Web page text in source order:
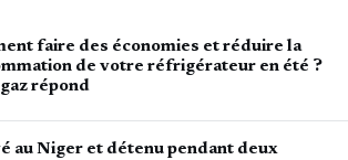
faire des économies et réduire la
de votre réfrigérateur en été ?
répond
au Niger et détenu pendant deux